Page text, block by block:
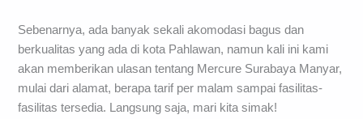
Sebenarnya, ada banyak sekali akomodasi bagus dan
berkualitas yang ada di kota Pahlawan, namun kali ini kami
akan memberikan ulasan tentang Mercure Surabaya Manyar,
mulai dari alamat, berapa tarif per malam sampai fasilitas-
fasilitas tersedia. Langsung saja, mari kita simak!